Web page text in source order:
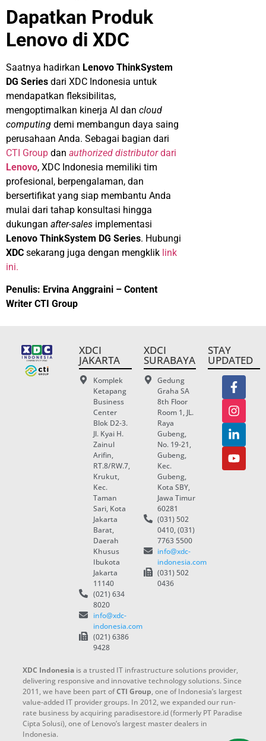
Dapatkan Produk
Lenovo di XDC
Saatnya hadirkan Lenovo ThinkSystem
DG Series dari XDC Indonesia untuk
mendapatkan fleksibilitas,
mengoptimalkan kinerja AI dan cloud
computing demi membangun daya saing
perusahaan Anda. Sebagai bagian dari
CTI Group dan authorized distributordari
Lenovo, XDC Indonesia memiliki tim
profesional, berpengalaman, dan
bersertifikat yang siap membantu Anda
mulai dari tahap konsultasi hingga
dukungan after-sales implementasi
Lenovo ThinkSystem DG Series. Hubungi
XDC sekarang juga dengan mengklik link
ini.
Penulis: Ervina Anggraini – Content
Writer CTI Group
XDCI
JAKARTA
Komplek
Ketapang
Business
Center
Blok D2-3.
Jl. Kyai H.
Zainul
Arifin,
RT.8/RW.7,
Krukut,
Kec.
Taman
Sari, Kota
Jakarta
Barat,
Daerah
Khusus
Ibukota
Jakarta
11140
(021) 634
8020
info@xdc-
indonesia.com
(021) 6386
9428
XDCI
SURABAYA
Gedung
Graha SA
8th Floor
Room 1, JL.
Raya
Gubeng,
No. 19-21,
Gubeng,
Kec.
Gubeng,
Kota SBY,
Jawa Timur
60281
(031) 502
0410, (031)
7763 5500
info@xdc-
indonesia.com
(031) 502
0436
STAY
UPDATED
XDC Indonesiais a trusted IT infrastructure solutions provider,
delivering responsive and innovative technology solutions. Since
2011, we have been part ofCTI Group, one of Indonesia’s largest
value-added IT provider groups. In 2012, we expanded our run-
rate business by acquiring paradisestore.id (formerly PT Paradise
Cipta Solusi), one of Lenovo’s largest master dealers in
Indonesia.